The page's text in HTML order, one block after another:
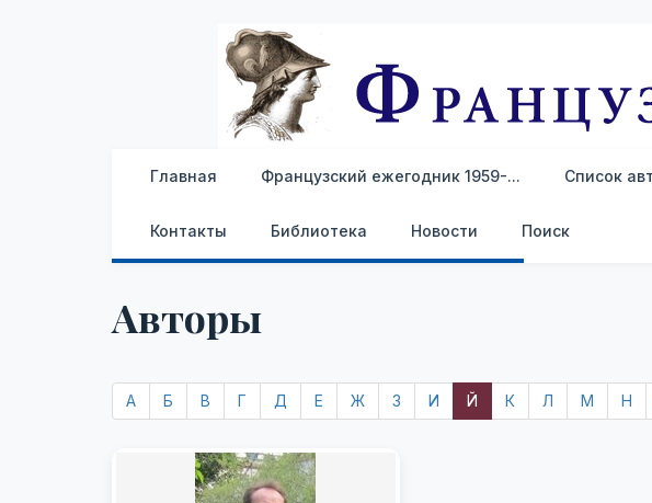
Главная Французский ежегодник 1959-... Список
Контакты Библиотека Новости Поиск
Авторы
А Б В Г Д Е Ж З И Й К Л М Н